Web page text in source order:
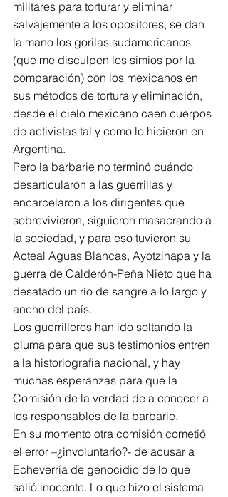
militares para torturar y eliminar
salvajemente a los opositores, se dan
la mano los gorilas sudamericanos
(que me disculpen los simios por la
comparación) con los mexicanos en
sus métodos de tortura y eliminación,
desde el cielo mexicano caen cuerpos
de activistas tal y como lo hicieron en
Argentina.
Pero la barbarie no terminó cuándo
desarticularon a las guerrillas y
encarcelaron a los dirigentes que
sobrevivieron, siguieron masacrando a
la sociedad, y para eso tuvieron su
Acteal Aguas Blancas, Ayotzinapa y la
guerra de Calderón-Peña Nieto que ha
desatado un río de sangre a lo largo y
ancho del país.
Los guerrilleros han ido soltando la
pluma para que sus testimonios entren
a la historiografía nacional, y hay
muchas esperanzas para que la
Comisión de la verdad de a conocer a
los responsables de la barbarie.
En su momento otra comisión cometió
el error –¿involuntario?- de acusar a
Echeverría de genocidio de lo que
salió inocente. Lo que hizo el sistema